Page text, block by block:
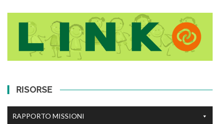
RISORSE
RAPPORTO MISSIONI